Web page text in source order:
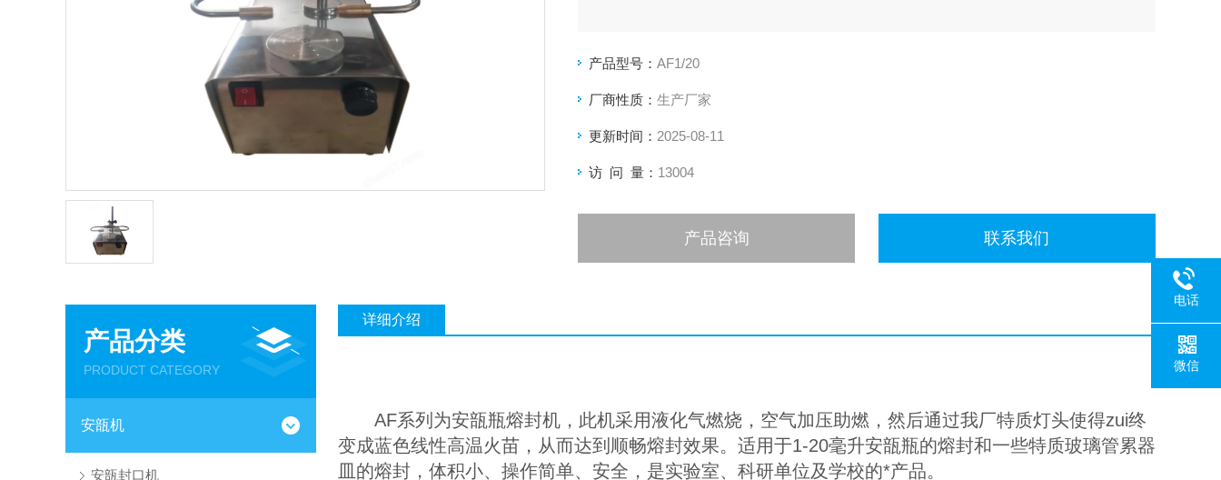
产品型号： AF1/20
厂商性质： 生产厂家
更新时间： 2025-08-11
访 问 量： 13004
产品咨询 联系我们
产品分类
PRODUCT CATEGORY
安瓿机
安瓿封口机
详细介绍
AF系列为安瓿瓶熔封机，此机采用液化气燃烧，空气加压助燃，然后通过我厂特质灯头使得zui终
变成蓝色线性高温火苗，从而达到顺畅熔封效果。适用于1-20毫升安瓿瓶的熔封和一些特质玻璃管累器
皿的熔封，体积小、操作简单、安全，是实验室、科研单位及学校的*产品。
电话
微信